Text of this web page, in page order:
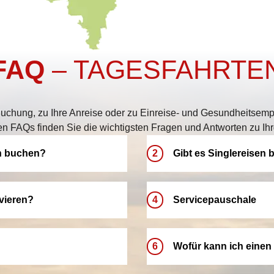
–
zu Ihre Anreise oder zu Einreise- und
FAQs finden Sie die wichtigsten Fragen und Antworten zu
buchen?
Chemnitz,
2 Gibt es Singlereisen
Bei LANG Reisen bieten
herzlich willkommen und
Damit Sie Ihren Urlaub
reisen – ganz nach Ihren
Option reservieren. Bitte
Frist automatisch verfällt.
und Ihre Traumreise zu
4 Servicepauschale
Unsere Servicepauschale
auch eine zuverlässige und
Reise entspannt planen
6 Wofür kann ich